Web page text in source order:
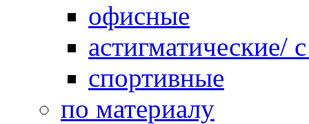
офисные
астигматические/
спортивные
по материалу